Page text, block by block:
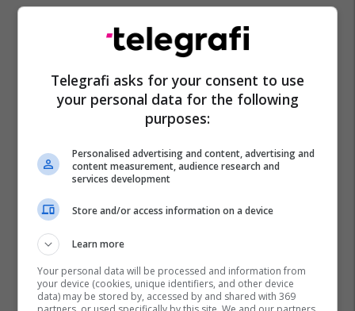
Komoran
Aksident Me Fatalitet
Flora Ahmeti
Telegrafi asks for your consent to use
your personal data for the following
purposes:
Personalised advertising and content, advertising and
content measurement, audience research and
services development
Store and/or access information on a device
Learn more
Your personal data will be processed and information from
your device (cookies, unique identifiers, and other device
data) may be stored by, accessed by and shared with 369